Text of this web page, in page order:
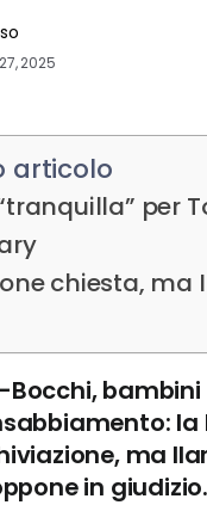
2025
articolo
per
chiesta, ma
bambini
la
ma
in giudizio.